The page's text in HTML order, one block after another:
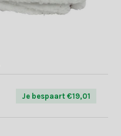
Je bespaart €19,01